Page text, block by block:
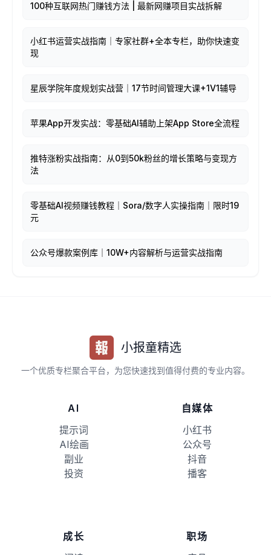
100种互联网热门赚钱方法 | 最新网赚项目实战拆解
小红书运营实战指南｜专家社群+全本专栏，助你快速变
现
星辰学院年度规划实战营｜17节时间管理大课+1V1辅导
苹果App开发实战：零基础AI辅助上架App Store全流程
推特涨粉实战指南：从0到50k粉丝的增长策略与变现方
法
零基础AI视频赚钱教程｜Sora/数字人实操指南｜限时19
元
公众号爆款案例库｜10W+内容解析与运营实战指南
小报童精选
一个优质专栏聚合平台，为您快速找到值得付费的专业内容。
AI
提示词
AI绘画
副业
投资
自媒体
小红书
公众号
抖音
播客
成长
职场